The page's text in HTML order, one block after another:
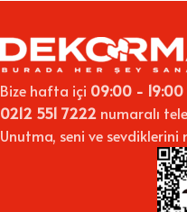
Bize hafta içi 09:00 - 19:00
0212 551 7222 numaralı
Unutma, seni ve